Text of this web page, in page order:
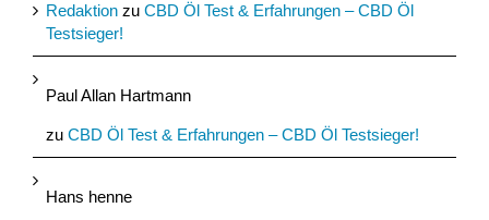
Redaktion zu CBD Öl Test & Erfahrungen – CBD Öl
Testsieger!
Paul Allan Hartmann
zu CBD Öl Test & Erfahrungen – CBD Öl Testsieger!
Hans henne